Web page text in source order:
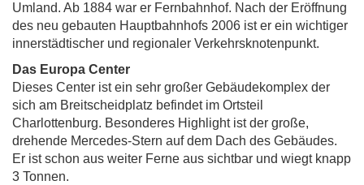
Umland. Ab 1884 war er Fernbahnhof. Nach der Eröffnung
des neu gebauten Hauptbahnhofs 2006 ist er ein wichtiger
innerstädtischer und regionaler Verkehrsknotenpunkt.
Das Europa Center
Dieses Center ist ein sehr großer Gebäudekomplex der
sich am Breitscheidplatz befindet im Ortsteil
Charlottenburg. Besonderes Highlight ist der große,
drehende Mercedes-Stern auf dem Dach des Gebäudes.
Er ist schon aus weiter Ferne aus sichtbar und wiegt knapp
3 Tonnen.